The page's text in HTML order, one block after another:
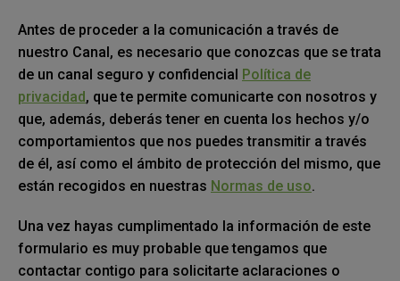
Antes de proceder a la comunicación a través de
nuestro Canal, es necesario que conozcas que se trata
de un canal seguro y confidencial
Política de
privacidad , que te permite comunicarte con nosotros y
que, además, deberás tener en cuenta los hechos y/o
comportamientos que nos puedes transmitir a través
de él, así como el ámbito de protección del mismo, que
están recogidos en nuestras Normas de uso.
Una vez hayas cumplimentado la información de este
formulario es muy probable que tengamos que
contactar contigo para solicitarte aclaraciones o